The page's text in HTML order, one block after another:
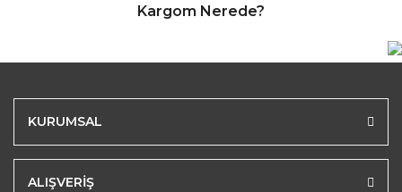
Kargom Nerede?
KURUMSAL
ALIŞVERİŞ